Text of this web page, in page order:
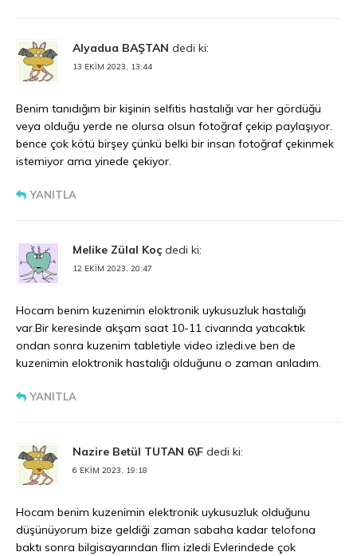
Alyadua BAŞTAN dedi ki:
13 EKIM 2023, 13:44
Benim tanıdığım bir kişinin selfitis hastalığı var her gördüğü
veya olduğu yerde ne olursa olsun fotoğraf çekip paylaşıyor.
bence çok kötü birşey çünkü belki bir insan fotoğraf çekinmek
istemiyor ama yinede çekiyor.
YANITLA
Melike Zülal Koç dedi ki:
12 EKIM 2023, 20:47
Hocam benim kuzenimin eloktronik uykusuzluk hastalığı
var.Bir keresinde akşam saat 10-11 civarında yatıcaktık
ondan sonra kuzenim tabletiyle video izledi.ve ben de
kuzenimin eloktronik hastalığı olduğunu o zaman anladım.
YANITLA
Nazire Betül TUTAN 6\F dedi ki:
6 EKIM 2023, 19:18
Hocam benim kuzenimin elektronik uykusuzluk olduğunu
düşünüyorum bize geldiği zaman sabaha kadar telofona
baktı sonra bilgisayarından flim izledi Evlerindede çok